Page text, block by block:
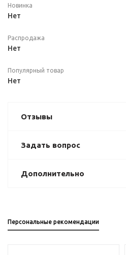
Новинка
Нет
Распродажа
Нет
Популярный товар
Нет
Отзывы
Задать вопрос
Дополнительно
Персональные рекомендации